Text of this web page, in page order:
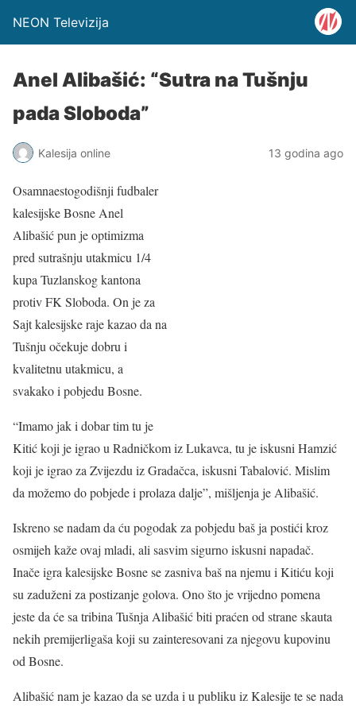
NEON Televizija
Anel Alibašić: “Sutra na Tušnju
pada Sloboda”
Kalesija online 13 godina ago
Osamnaestogodišnji fudbaler
kalesijske Bosne Anel
Alibašić pun je optimizma
pred sutrašnju utakmicu 1/4
kupa Tuzlanskog kantona
protiv FK Sloboda. On je za
Sajt kalesijske raje kazao da na
Tušnju očekuje dobru i
kvalitetnu utakmicu, a
svakako i pobjedu Bosne.
“Imamo jak i dobar tim tu je
Kitić koji je igrao u Radničkom iz Lukavca, tu je iskusni Hamzić
koji je igrao za Zvijezdu iz Gradačca, iskusni Tabalović. Mislim
da možemo do pobjede i prolaza dalje”, mišljenja je Alibašić.
Iskreno se nadam da ću pogodak za pobjedu baš ja postići kroz
osmijeh kaže ovaj mladi, ali sasvim sigurno iskusni napadač.
Inače igra kalesijske Bosne se zasniva baš na njemu i Kitiću koji
su zaduženi za postizanje golova. Ono što je vrijedno pomena
jeste da će sa tribina Tušnja Alibašić biti praćen od strane skauta
nekih premijerligaša koji su zainteresovani za njegovu kupovinu
od Bosne.
Alibašić nam je kazao da se uzda i u publiku iz Kalesije te se nada